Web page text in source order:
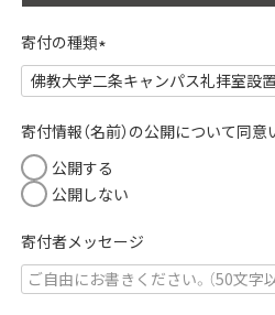
寄付の種類
(
必
須
)
寄付情報（名前）の公開について同意
公開する
公開しない
寄付者メッセージ